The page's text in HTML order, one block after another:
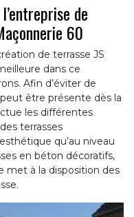
de
60
de terrasse JS
dans ce
Afin d’éviter de
être présente dès la
les différentes
terrasses
qu’au niveau
en béton décoratifs,
met à la disposition des